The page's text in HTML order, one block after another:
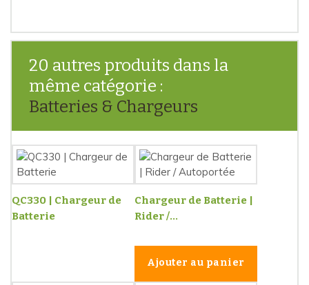
20 autres produits dans la
même catégorie :
Batteries & Chargeurs
QC330 | Chargeur de
Batterie
Chargeur de Batterie |
Rider /...
Ajouter au panier